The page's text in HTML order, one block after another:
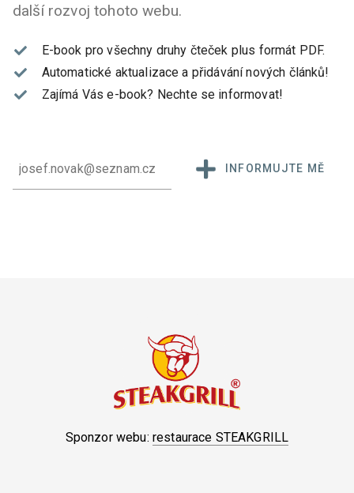
další rozvoj tohoto webu.
E-book pro všechny druhy čteček plus formát PDF.
Automatické aktualizace a přidávání nových článků!
Zajímá Vás e-book? Nechte se informovat!
INFORMUJTE MĚ
Sponzor webu: restaurace STEAKGRILL